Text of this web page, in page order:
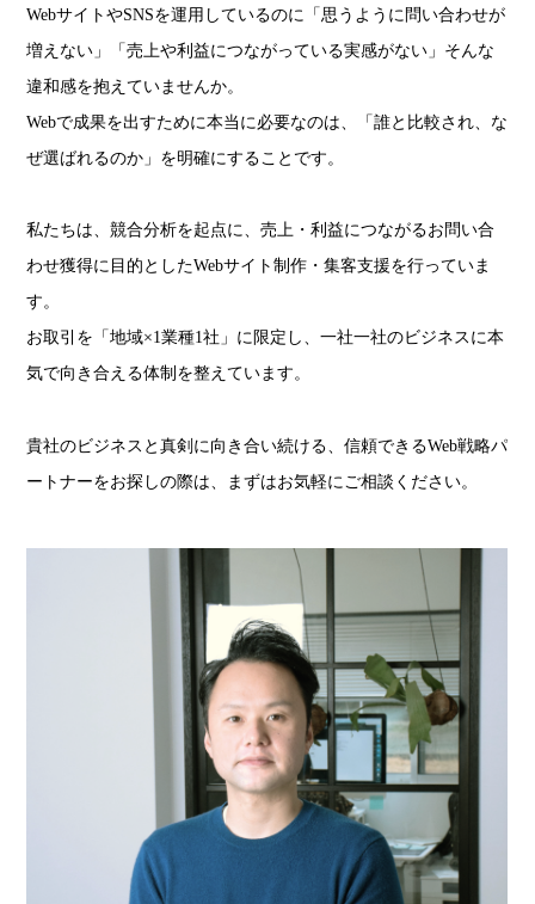
WebサイトやSNSを運用しているのに「思うように問い合わせが
増えない」「売上や利益につながっている実感がない」そんな
違和感を抱えていませんか。
Webで成果を出すために本当に必要なのは、「誰と比較され、な
ぜ選ばれるのか」を明確にすることです。
私たちは、競合分析を起点に、売上・利益につながるお問い合
わせ獲得に目的としたWebサイト制作・集客支援を行っていま
す。
お取引を「地域×1業種1社」に限定し、一社一社のビジネスに本
気で向き合える体制を整えています。
貴社のビジネスと真剣に向き合い続ける、信頼できるWeb戦略パ
ートナーをお探しの際は、まずはお気軽にご相談ください。